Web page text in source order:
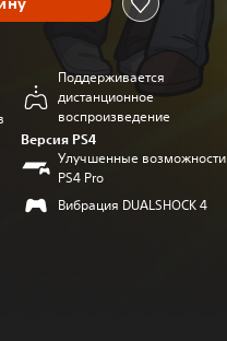
Поддерживается
дистанционное
воспроизведение
Версия PS4
Улучшенные возможности
PS4 Pro
Вибрация DUALSHOCK 4